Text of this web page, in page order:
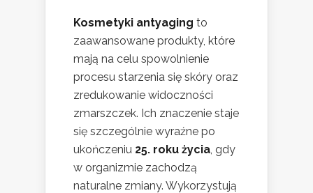
Kosmetyki antyaging to
zaawansowane produkty, które
mają na celu spowolnienie
procesu starzenia się skóry oraz
zredukowanie widoczności
zmarszczek. Ich znaczenie staje
się szczególnie wyraźne po
ukończeniu 25. roku życia , gdy
w organizmie zachodzą
naturalne zmiany. Wykorzystują